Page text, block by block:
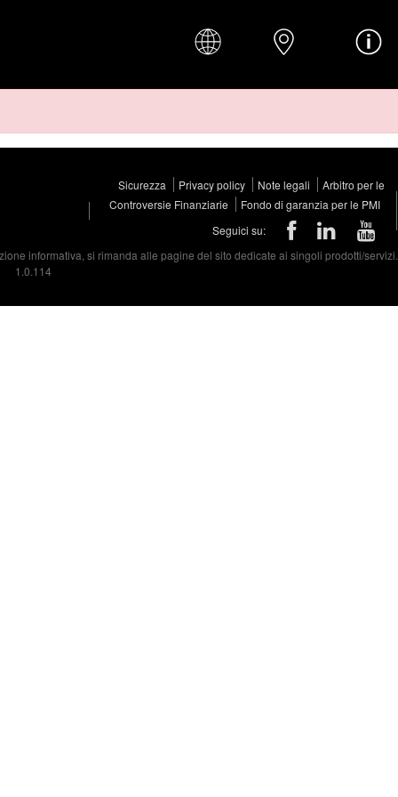
Sicurezza Privacy policy Note legali
Arbitro per le
Controversie Finanziarie
Fondo di garanzia per le PMI
Seguici su:
informativa, si rimanda alle pagine del sito dedicate ai singoli prodotti/servizi.
1.0.114